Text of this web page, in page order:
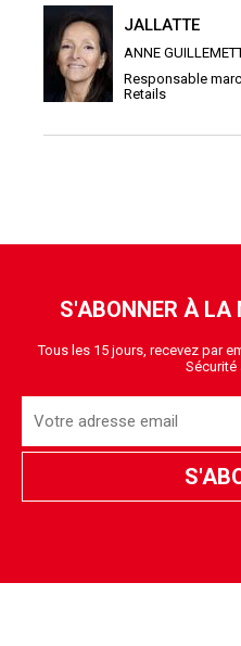
JALLATTE
ANNE
Responsable
Retails
S'ABONNER À LA
Tous les 15 jours, recevez par
Sécurité